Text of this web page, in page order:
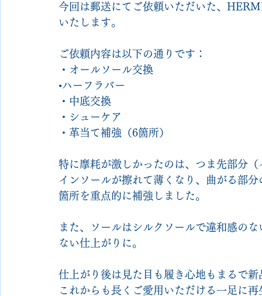
今回は郵送にてご依頼いただいた、
いたします。
ご依頼内容は以下の通りです：
・オールソール交換
•ハーフラバー
・中底交換
・シューケア
・革当て補強（6箇所）
特に摩耗が激しかったのは、つま先部分
インソールが擦れて薄くなり、曲がる部
箇所を重点的に補強しました。
また、ソールはシルクソールで違和感の
ない仕上がりに。
仕上がり後は見た目も履き心地もまるで新
これからも長くご愛用いただける一足に